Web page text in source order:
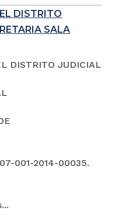
DISTRITO
SALA
DISTRITO JUDICIAL
001-2014-00035.